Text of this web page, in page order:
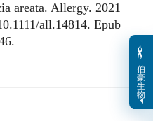
areata. Allergy. 2021
all.14814. Epub
伯
豪
生
物